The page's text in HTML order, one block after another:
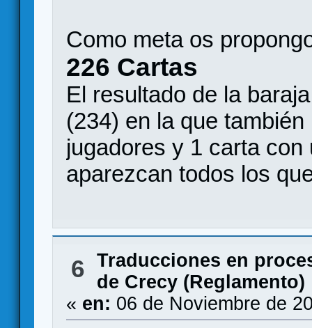
Como meta os
226 Cartas
El resultado de la
(234) en la que
jugadores y 1 carta
aparezcan todos los
6 Traducciones en
de Crecy (Reglamento)
« en: 06 de Noviembre de